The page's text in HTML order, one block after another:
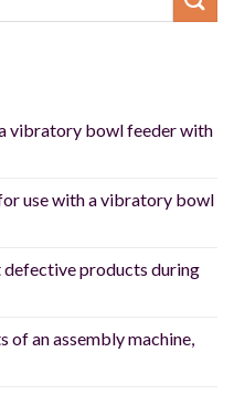
vibratory bowl feeder with
use with a vibratory bowl
defective products during
of an assembly machine,